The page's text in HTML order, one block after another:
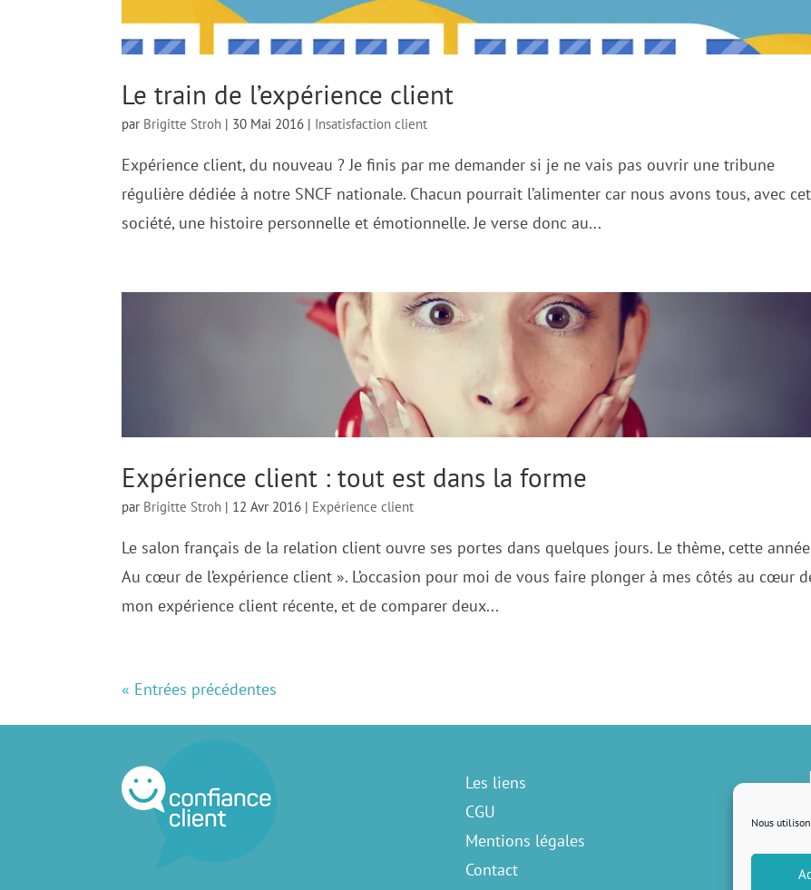
Nous
Le train de l’expérience client
par Brigitte Stroh | 30 Mai 2016 | Insatisfaction client
Expérience client, du nouveau ? Je finis par me demander si je ne vais pas ouvrir une tribune
régulière dédiée à notre SNCF nationale. Chacun pourrait l’alimenter car nous avons tous, avec
société, une histoire personnelle et émotionnelle. Je verse donc au...
Expérience client : tout est dans la forme
par Brigitte Stroh | 12 Avr 2016 | Expérience client
Le salon français de la relation client ouvre ses portes dans quelques jours. Le thème, cette
Au cœur de l’expérience client ». L’occasion pour moi de vous faire plonger à mes côtés au cœur
mon expérience client récente, et de comparer deux...
« Entrées précédentes
Les liens
CGU
Mentions légales
Contact